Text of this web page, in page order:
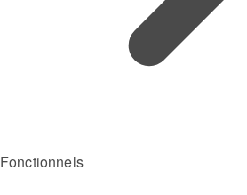
Fonctionnels